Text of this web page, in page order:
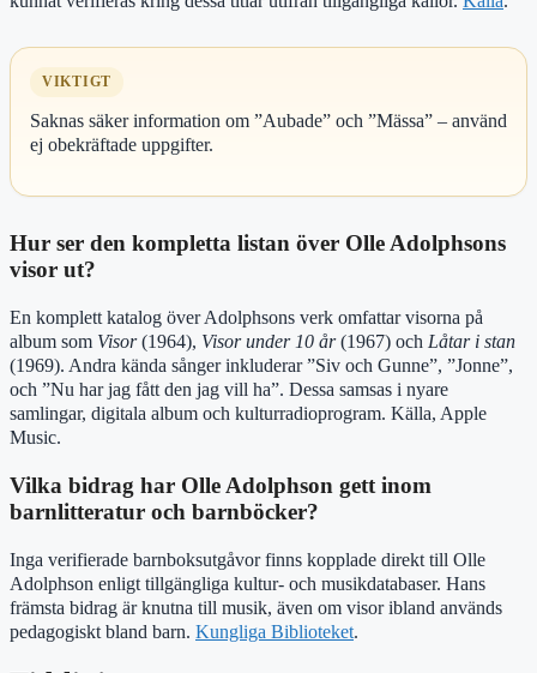
VIKTIGT
Saknas säker information om ”Aubade” och ”Mässa” – använd
ej obekräftade uppgifter.
Hur ser den kompletta listan över Olle Adolphsons
visor ut?
En komplett katalog över Adolphsons verk omfattar visorna på
album som Visor(1964), Visor under 10 år(1967) och Låtar i stan
(1969). Andra kända sånger inkluderar ”Siv och Gunne”, ”Jonne”,
och ”Nu har jag fått den jag vill ha”. Dessa samsas i nyare
samlingar, digitala album och kulturradioprogram. Källa, Apple
Music.
Vilka bidrag har Olle Adolphson gett inom
barnlitteratur och barnböcker?
Inga verifierade barnboksutgåvor finns kopplade direkt till Olle
Adolphson enligt tillgängliga kultur- och musikdatabaser. Hans
främsta bidrag är knutna till musik, även om visor ibland används
pedagogiskt bland barn. Kungliga Biblioteket.